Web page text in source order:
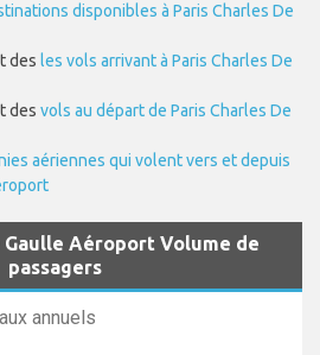
disponibles à Paris Charles De
des les vols arrivant à Paris Charles De
des vols au départ de Paris Charles De
aériennes qui volent vers et depuis
Gaulle Aéroport Volume de
passagers
annuels